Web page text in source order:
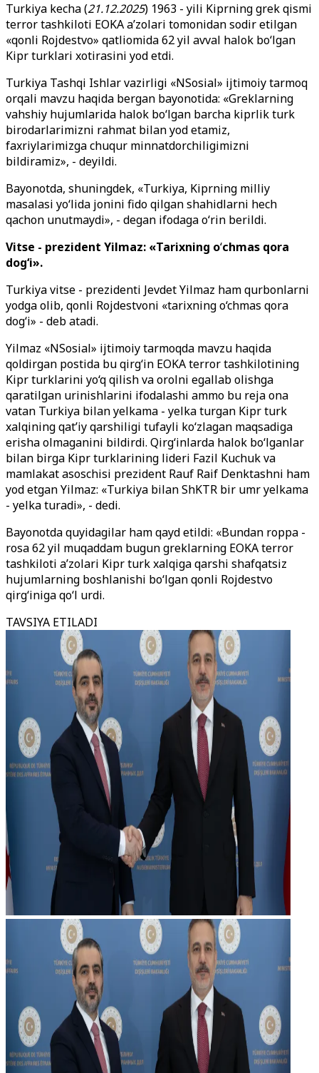
Turkiya kecha (21.12.2025) 1963 - yili Kiprning grek qismi
terror tashkiloti EOKA a’zolari tomonidan sodir etilgan
«qonli Rojdestvo» qatliomida 62 yil avval halok boʻlgan
Kipr turklari xotirasini yod etdi.
Turkiya Tashqi Ishlar vazirligi «NSosial» ijtimoiy tarmoq
orqali mavzu haqida bergan bayonotida: «Greklarning
vahshiy hujumlarida halok boʻlgan barcha kiprlik turk
birodarlarimizni rahmat bilan yod etamiz,
faxriylarimizga chuqur minnatdorchiligimizni
bildiramiz», - deyildi.
Bayonotda, shuningdek, «Turkiya, Kiprning milliy
masalasi yoʻlida jonini fido qilgan shahidlarni hech
qachon unutmaydi», - degan ifodaga oʻrin berildi.
Vitse - prezident Yilmaz: «Tarixning o‘chmas qora
dogʻi».
Turkiya vitse - prezidenti Jevdet Yilmaz ham qurbonlarni
yodga olib, qonli Rojdestvoni «tarixning o‘chmas qora
dog‘i» - deb atadi.
Yilmaz «NSosial» ijtimoiy tarmoqda mavzu haqida
qoldirgan postida bu qirg‘in EOKA terror tashkilotining
Kipr turklarini yo‘q qilish va orolni egallab olishga
qaratilgan urinishlarini ifodalashi ammo bu reja ona
vatan Turkiya bilan yelkama - yelka turgan Kipr turk
xalqining qat’iy qarshiligi tufayli ko‘zlagan maqsadiga
erisha olmaganini bildirdi. Qirg‘inlarda halok bo‘lganlar
bilan birga Kipr turklarining lideri Fazil Kuchuk va
mamlakat asoschisi prezident Rauf Raif Denktashni ham
yod etgan Yilmaz: «Turkiya bilan ShKTR bir umr yelkama
- yelka turadi», - dedi.
Bayonotda quyidagilar ham qayd etildi: «Bundan roppa -
rosa 62 yil muqaddam bugun greklarning EOKA terror
tashkiloti a’zolari Kipr turk xalqiga qarshi shafqatsiz
hujumlarning boshlanishi bo‘lgan qonli Rojdestvo
qirg‘iniga qo‘l urdi.
TAVSIYA ETILADI